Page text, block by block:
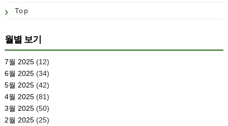
Top
월별 보기
7월 2025(12)
6월 2025(34)
5월 2025(42)
4월 2025(81)
3월 2025(50)
2월 2025(25)